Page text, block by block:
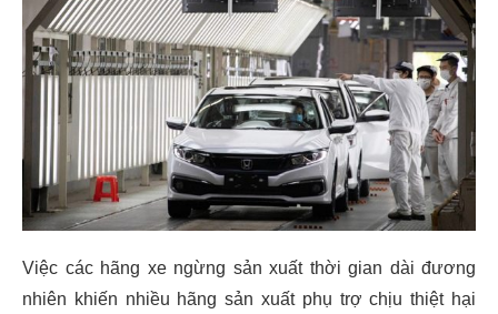
Việc các hãng xe ngừng sản xuất thời gian dài đương
nhiên khiến nhiều hãng sản xuất phụ trợ chịu thiệt hại